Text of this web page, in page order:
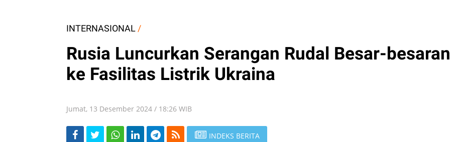
INTERNASIONAL /
Rusia Luncurkan Serangan Rudal Besar-besaran
ke Fasilitas Listrik Ukraina
Jumat, 13 Desember 2024 / 18:26 WIB
INDEKS BERITA